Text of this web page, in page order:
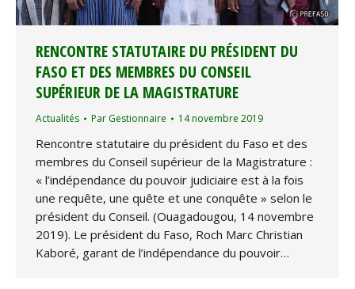
RENCONTRE STATUTAIRE DU PRÉSIDENT DU
FASO ET DES MEMBRES DU CONSEIL
SUPÉRIEUR DE LA MAGISTRATURE
Actualités Par Gestionnaire 14 novembre 2019
Rencontre statutaire du président du Faso et des
membres du Conseil supérieur de la Magistrature :
« l’indépendance du pouvoir judiciaire est à la fois
une requête, une quête et une conquête » selon le
président du Conseil. (Ouagadougou, 14 novembre
2019). Le président du Faso, Roch Marc Christian
Kaboré, garant de l’indépendance du pouvoir…